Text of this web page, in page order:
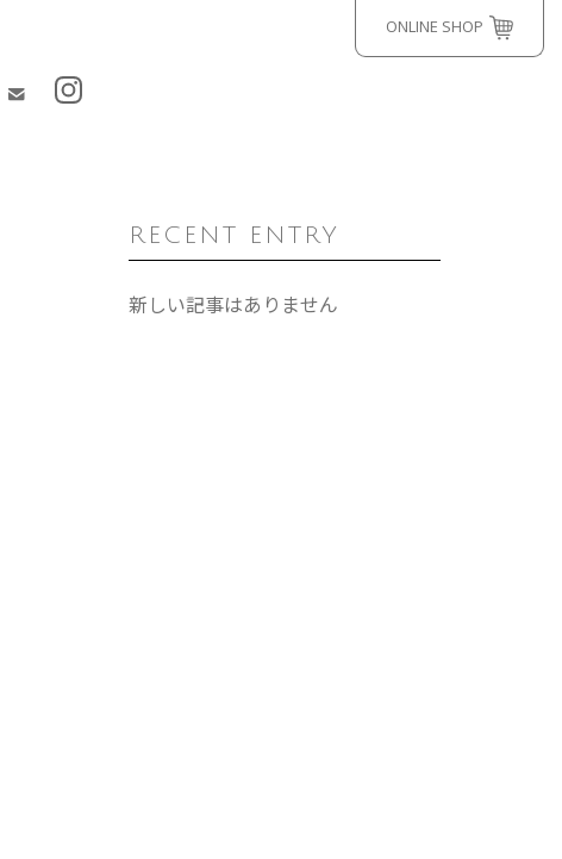
ONLINE SHOP
RECENT ENTRY
新しい記事はありません